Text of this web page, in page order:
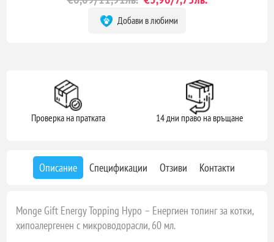
Добави в любими
Проверка на пратката 14 дни право на връщане
Описание Спецификации Отзиви Контакти
Monge Gift Energy Topping Hypo – Енергиен топинг за котки,
хипоалергенен с микроводорасли, 60 мл.